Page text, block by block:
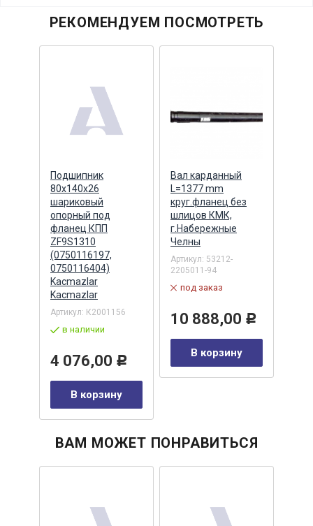
РЕКОМЕНДУЕМ ПОСМОТРЕТЬ
Подшипник
80х140х26
шариковый
опорный под
фланец КПП
ZF9S1310
(0750116197,
0750116404)
Kacmazlar
Kacmazlar
Артикул: К2001156
в наличии
4 076,00 Р
В корзину
Вал карданный
L=1377 mm
круг.фланец без
шлицов КМК,
г.Набережные
Челны
Артикул: 53212-
2205011-94
под заказ
10 888,00 Р
В корзину
ВАМ МОЖЕТ ПОНРАВИТЬСЯ